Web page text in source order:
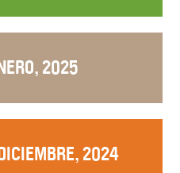
2025
2024